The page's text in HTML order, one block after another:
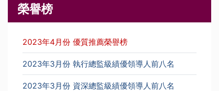
榮譽榜
2023年4月份 優質推薦榮譽榜
2023年3月份 執行總監級績優領導人前八名
2023年3月份 資深總監級績優領導人前八名